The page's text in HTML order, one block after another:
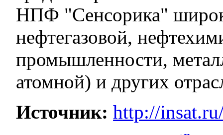
НПФ "Сенсорика"
нефтегазовой,
промышленности,
атомной) и других
Источник: http://